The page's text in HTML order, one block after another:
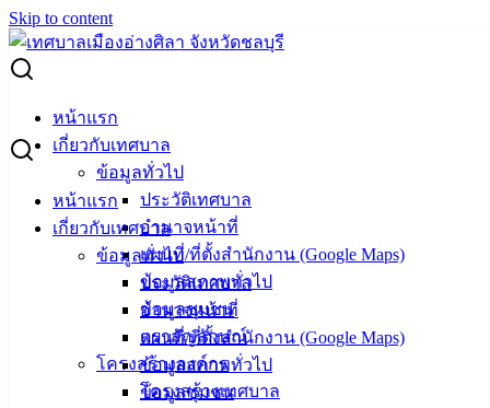
Skip to content
หน้าแรก
เกี่ยวกับเทศบาล
ข้อมูลทั่วไป
ประวัติเทศบาล
อำนาจหน้าที่
แผนที่/ที่ตั้งสำนักงาน (Google Maps)
ข้อมูลสภาพทั่วไป
ข้อมูลชุมชน
ตราสัญลักษณ์
โครงสร้างองค์กร
โครงสร้างเทศบาล
หน้าแรก
เกี่ยวกับเทศบาล
ข้อมูลทั่วไป
ประวัติเทศบาล
อำนาจหน้าที่
แผนที่/ที่ตั้งสำนักงาน (Google Maps)
ข้อมูลสภาพทั่วไป
ข้อมูลชุมชน
Search for:
ตารางแสดงวงเงินงบประมาณที่ได้รับการจัดสรรและราคากลาง
โครงการก่อสร้างถนนคอนกรีตฯ แยกซอยห้วยกะปิ 17
ตารางแสดงวงเงินงบประมาณที่ได้รับการ
จัดสรรและราคากลาง โครงการก่อสร้าง
ถนนคอนกรีตฯ แยกซอยห้วยกะปิ 17
ตุลาคม 15, 2024พฤศจิกายน 12, 2024 vichakarn
ซื้อจัดจ้าง, ประกาศราคากลาง
แยกซอยห้วยกะปิ-17ดาวน์โหลด